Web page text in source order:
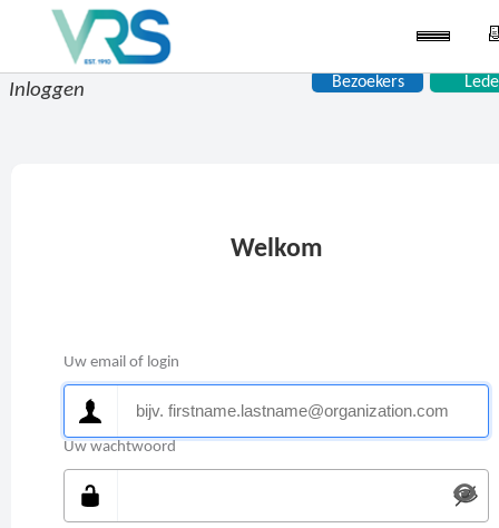
Bezoekers
Inloggen
Welkom
Uw email of login
Uw wachtwoord